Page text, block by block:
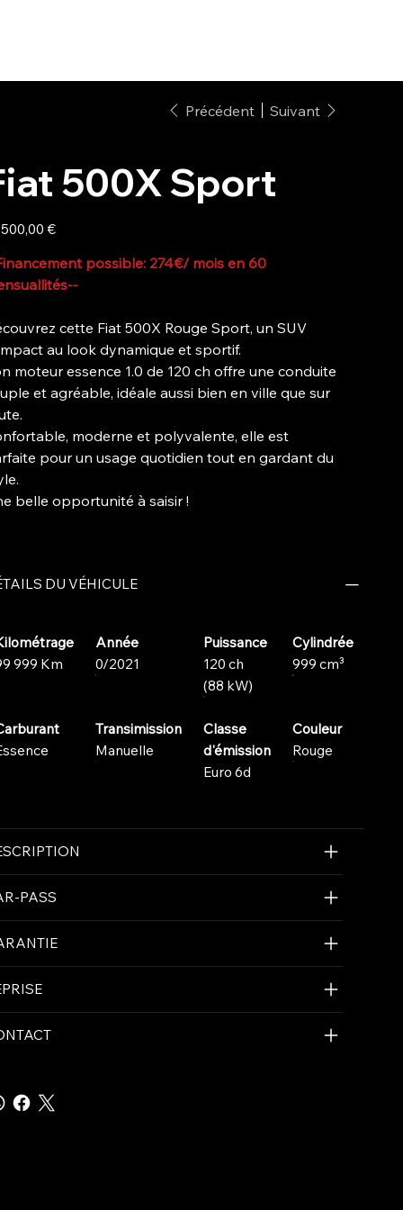
Précédent Suivant
500X Sport
500,00 €
possible: 274€/ mois en 60
cette Fiat 500X Rouge Sport, un SUV
au look dynamique et sportif.
moteur essence 1.0 de 120 ch offre une conduite
et agréable, idéale aussi bien en ville que sur
moderne et polyvalente, elle est
pour un usage quotidien tout en gardant du
belle opportunité à saisir !
DU VÉHICULE
999 Km
Année
0/2021
Puissance
120 ch
(88 kW)
Cylindrée
999 cm³
Transimission
Manuelle
Classe
d'émission
Euro 6d
Couleur
Rouge
PASS